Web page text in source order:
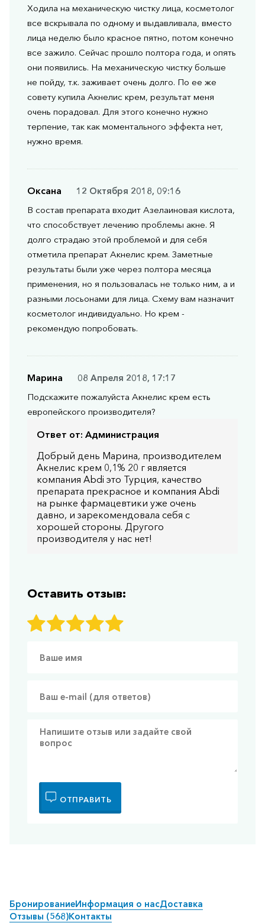
Ходила на механическую чистку лица, косметолог
все вскрывала по одному и выдавливала, вместо
лица неделю было красное пятно, потом конечно
все зажило. Сейчас прошло полтора года, и опять
они появились. На механическую чистку больше
не пойду, т.к. заживает очень долго. По ее же
совету купила Акнелис крем, результат меня
очень порадовал. Для этого конечно нужно
терпение, так как моментального эффекта нет,
нужно время.
Оксана
12 Октября 2018, 09:16
В состав препарата входит Азелаиновая кислота,
что способствует лечению проблемы акне. Я
долго страдаю этой проблемой и для себя
отметила препарат Акнелис крем. Заметные
результаты были уже через полтора месяца
применения, но я пользовалась не только ним, а и
разными лосьонами для лица. Схему вам назначит
косметолог индивидуально. Но крем -
рекомендую попробовать.
Марина
08 Апреля 2018, 17:17
Подскажите пожалуйста Акнелис крем есть
европейского производителя?
Ответ от: Администрация
Добрый день Марина, производителем
Акнелис крем 0,1% 20 г является
компания Abdi это Турция, качество
препарата прекрасное и компания Abdi
на рынке фармацевтики уже очень
давно, и зарекомендовала себя с
хорошей стороны. Другого
производителя у нас нет!
Оставить отзыв:
ОТПРАВИТЬ
БронированиеИнформация о насДоставка
Отзывы (568)Контакты